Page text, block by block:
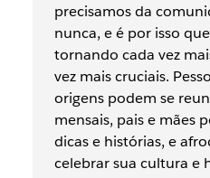
precisamos da
nunca, e é por isso
tornando cada vez
vez mais cruciais.
origens podem se
mensais, pais e mães
dicas e histórias, e
celebrar sua cultura e